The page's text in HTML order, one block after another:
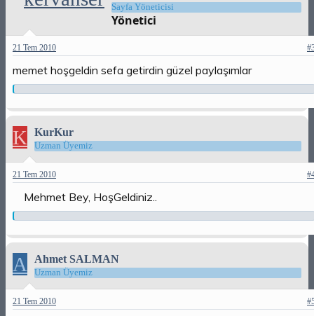
Sayfa Yöneticisi
Yönetici
21 Tem 2010
memet hoşgeldin sefa getirdin güzel paylaşımlar
K KurKur
Uzman Üyemiz
21 Tem 2010
Mehmet Bey, HoşGeldiniz..
A Ahmet SALMAN
Uzman Üyemiz
21 Tem 2010